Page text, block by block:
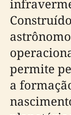
permite
a